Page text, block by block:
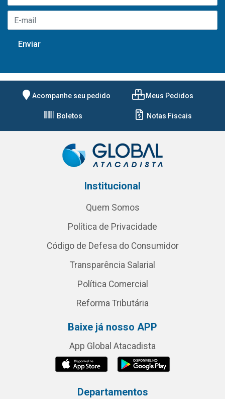
Acompanhe seu pedido Meus Pedidos
Boletos Notas Fiscais
Institucional
Quem Somos
Política de Privacidade
Código de Defesa do Consumidor
Transparência Salarial
Política Comercial
Reforma Tributária
Baixe já nosso APP
App Global Atacadista
Departamentos